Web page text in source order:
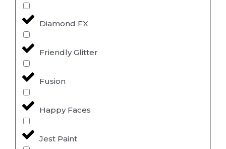
Diamond FX
Friendly Glitter
Fusion
Happy Faces
Jest Paint